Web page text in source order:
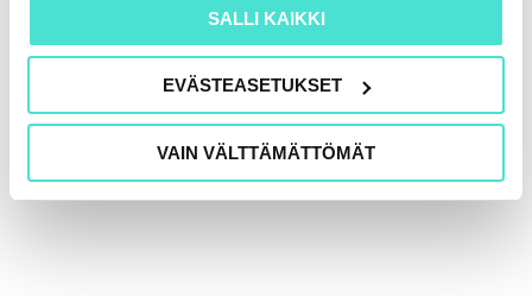
SALLI KAIKKI
EVÄSTEASETUKSET
VAIN VÄLTTÄMÄTTÖMÄT